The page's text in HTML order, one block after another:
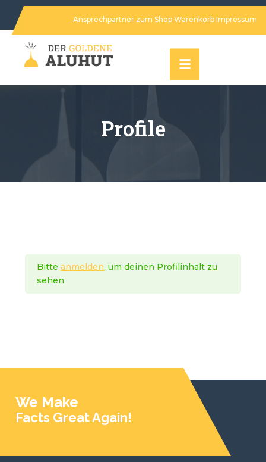
Ansprechpartner zum Shop Warenkorb Impressum
Profile
Bitteanmelden, um deinen Profilinhalt zu
sehen
We Make
Facts Great Again!